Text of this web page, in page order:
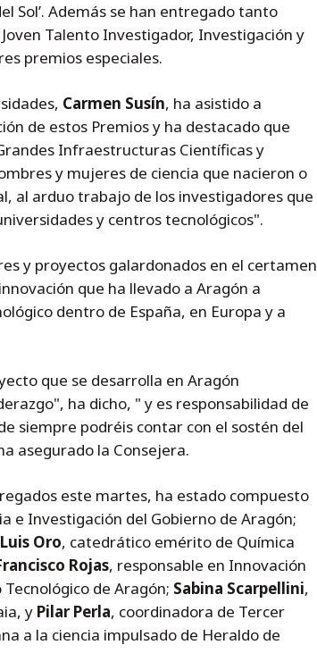
Sol’. Además se han entregado tanto
Talento Investigador, Investigación y
premios especiales.
Carmen Susín, ha asistido a
de estos Premios y ha destacado que
Infraestructuras Científicas y
y mujeres de ciencia que nacieron o
al arduo trabajo de los investigadores que
y centros tecnológicos".
y proyectos galardonados en el certamen
que ha llevado a Aragón a
dentro de España, en Europa y a
que se desarrolla en Aragón
ha dicho, " y es responsabilidad de
siempre podréis contar con el sostén del
asegurado la Consejera.
este martes, ha estado compuesto
e Investigación del Gobierno de Aragón;
Luis Oro, catedrático emérito de Química
Rojas, responsable en Innovación
de Aragón; Sabina Scarpellini,
y Pilar Perla, coordinadora de Tercer
a la ciencia impulsado de Heraldo de